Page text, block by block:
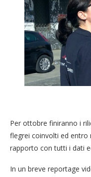
Per ottobre finiranno i
flegrei coinvolti ed
rapporto con tutti i dati
In un breve reportage